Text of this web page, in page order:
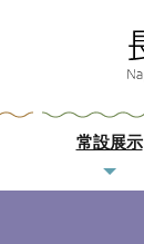
常設展示